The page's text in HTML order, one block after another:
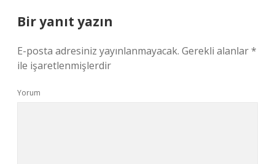
Bir yanıt yazın
E-posta adresiniz yayınlanmayacak. Gerekli alanlar*
ile işaretlenmişlerdir
Yorum